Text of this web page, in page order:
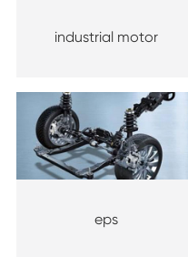
industrial motor
eps